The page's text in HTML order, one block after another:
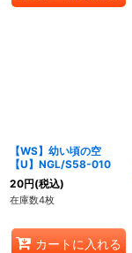
【WS】幼い頃の空
【U】NGL/S58-010
20円(税込)
在庫数4枚
カートに入れる